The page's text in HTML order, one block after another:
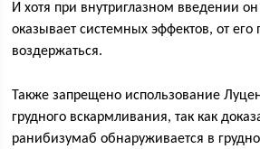
И хотя при внутриглазном введении
оказывает системных эффектов, от
воздержаться.
Также запрещено использование
грудного вскармливания, так как
ранибизумаб обнаруживается в